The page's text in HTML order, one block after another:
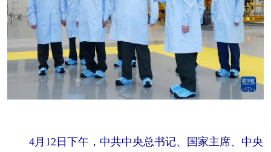
4月12日下午，中共中央总书记、国家主席、中央